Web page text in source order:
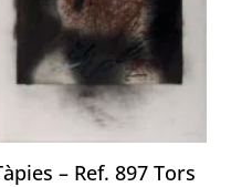
– Ref. 897 Tors